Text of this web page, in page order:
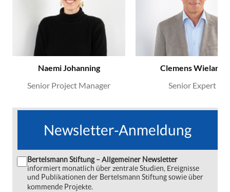
Naemi Johanning
Senior Project Manager
Clemens Wieland
Senior Expert
Newsletter-Anmeldung
Bertelsmann Stiftung – Allgemeiner Newsletter
informiert monatlich über zentrale Studien, Ereignisse
und Publikationen der Bertelsmann Stiftung sowie über
kommende Projekte.